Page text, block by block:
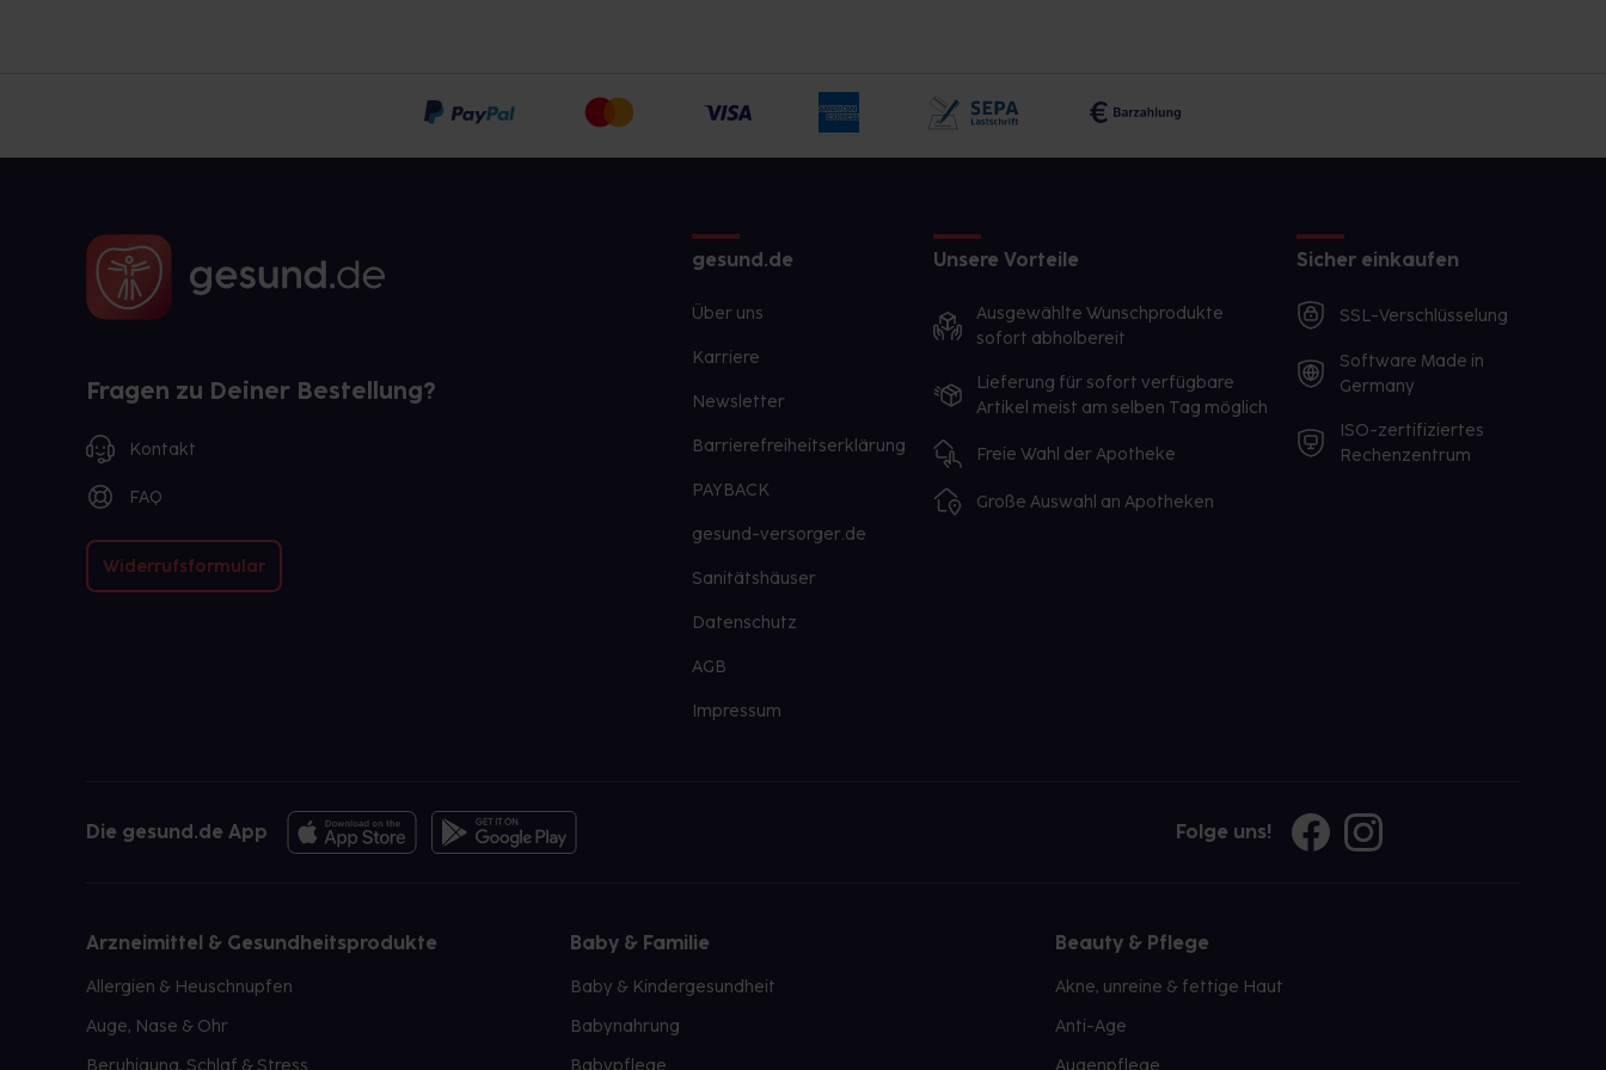
Fragen zu Deiner Bestellung?
Kontakt
FAQ
Widerrufsformular
gesund.de
Über uns
Karriere
Newsletter
Barrierefreiheitserklärung
PAYBACK
gesund-versorger.de
Sanitätshäuser
Datenschutz
AGB
Impressum
Unsere Vorteile
Ausgewählte Wunschprodukte
sofort abholbereit
Lieferung für sofort verfügbare
Artikel meist am selben Tag möglich
Freie Wahl der Apotheke
Große Auswahl an Apotheken
Sicher einkaufen
SSL-Verschlüsselung
Software Made in
Germany
ISO-zertifiziertes
Rechenzentrum
Die gesund.de App Folge uns!
Arzneimittel & Gesundheitsprodukte
Allergien & Heuschnupfen
Auge, Nase & Ohr
Beruhigung, Schlaf & Stress
Baby & Familie
Baby & Kindergesundheit
Babynahrung
Babypflege
Beauty & Pflege
Akne, unreine & fettige Haut
Anti-Age
Augenpflege